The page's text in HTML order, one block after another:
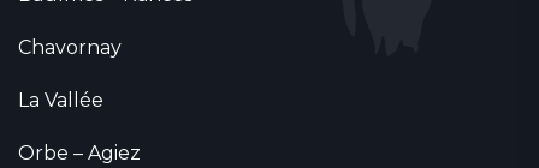
Chavornay
La Vallée
Orbe – Agiez